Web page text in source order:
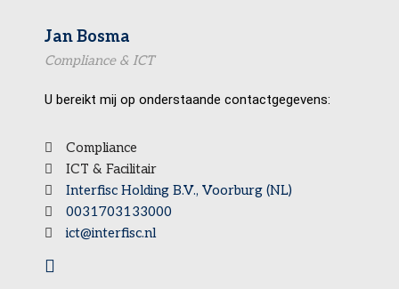
Jan Bosma
Compliance & ICT
U bereikt mij op onderstaande contactgegevens:
Compliance
ICT & Facilitair
Interfisc Holding B.V., Voorburg (NL)
0031703133000
ict@interfisc.nl